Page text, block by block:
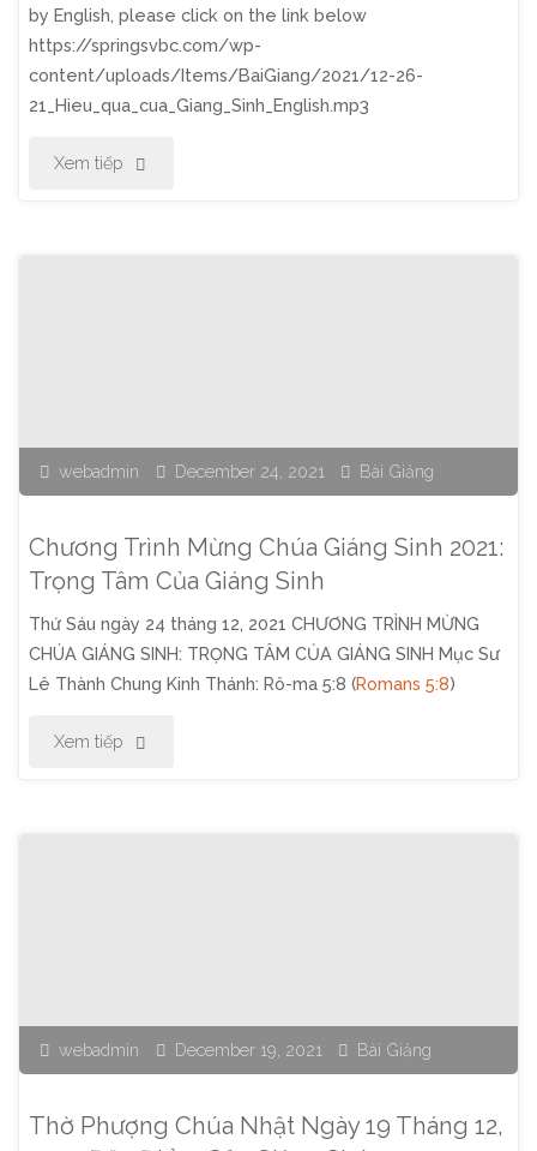
by English, please click on the link below
https://springsvbc.com/wp-
content/uploads/Items/BaiGiang/2021/12-26-
21_Hieu_qua_cua_Giang_Sinh_English.mp3
Xem tiếp "Thờ
Tháng
2021:
Hiệu
Quả
webadmin December 24, 2021 Bài Giảng
Chương Trình Mừng Chúa Giáng Sinh 2021:
Trọng Tâm Của Giáng Sinh
Thứ Sáu ngày 24 tháng 12, 2021 CHƯƠNG TRÌNH MỪNG
CHÚA GIÁNG SINH: TRỌNG TÂM CỦA GIÁNG SINH Mục Sư
Lê Thành Chung Kinh Thánh: Rô-ma 5:8 (Romans 5:8)
Xem tiếp "Chương
2021:
webadmin December 19, 2021 Bài Giảng
Thờ Phượng Chúa Nhật Ngày 19 Tháng 12,